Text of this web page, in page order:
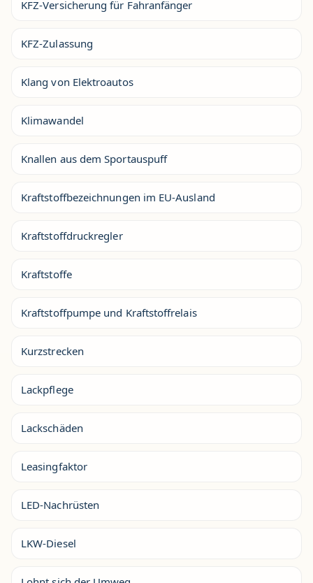
KFZ-Versicherung für Fahranfänger
KFZ-Zulassung
Klang von Elektroautos
Klimawandel
Knallen aus dem Sportauspuff
Kraftstoffbezeichnungen im EU-Ausland
Kraftstoffdruckregler
Kraftstoffe
Kraftstoffpumpe und Kraftstoffrelais
Kurzstrecken
Lackpflege
Lackschäden
Leasingfaktor
LED-Nachrüsten
LKW-Diesel